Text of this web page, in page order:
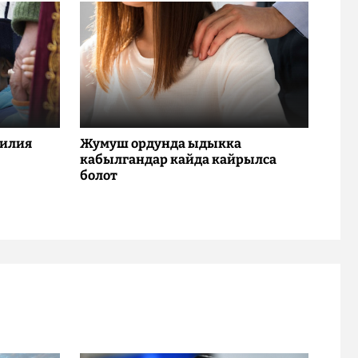
Жумуш ордунда ыдыкка
кабылгандар кайда кайрылса
болот